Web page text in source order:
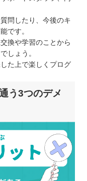
問したり、今後のキ
です。
換や学習のことから
しょう。
た上で楽しくプログ
う3つのデメ